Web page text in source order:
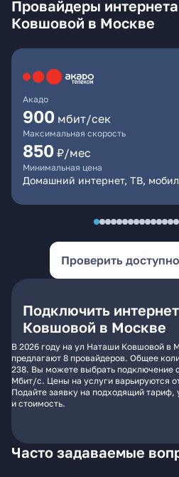
Провайдеры
Ковшовой в Москве
Акадо
900 мбит/сек
Максимальная скорость
850 ₽/мес
Минимальная цена
Домашний интернет, ТВ,
Проверить
Подключить
Ковшовой в Москве
В 2026 году на ул Наташи Ковшовой в
предлагают 8 провайдеров. Общее
238. Вы можете выбрать подключение
Мбит/с. Цены на услуги варьируются
Подайте заявку на подходящий
и стоимость.
Часто задаваемые